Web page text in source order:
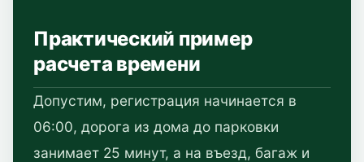
Практический пример
расчета времени
Допустим, регистрация начинается в
06:00, дорога из дома до парковки
занимает 25 минут, а на въезд, багаж и